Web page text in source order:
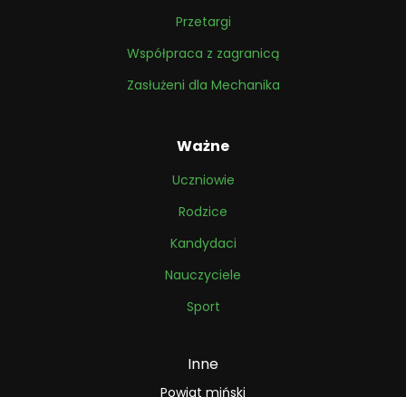
Przetargi
Współpraca z zagranicą
Zasłużeni dla Mechanika
Ważne
Uczniowie
Rodzice
Kandydaci
Nauczyciele
Sport
Inne
Powiat miński